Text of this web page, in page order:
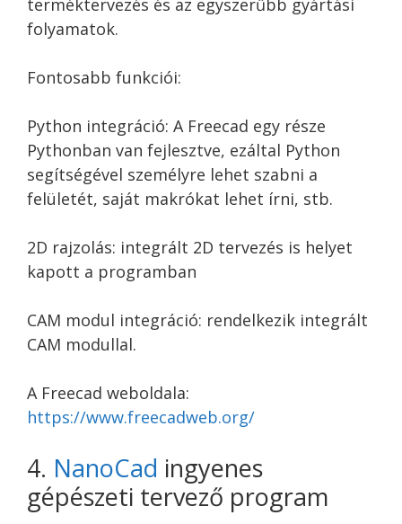
terméktervezés és az egyszerűbb gyártási
folyamatok.
Fontosabb funkciói:
Python integráció: A Freecad egy része
Pythonban van fejlesztve, ezáltal Python
segítségével személyre lehet szabni a
felületét, saját makrókat lehet írni, stb.
2D rajzolás: integrált 2D tervezés is helyet
kapott a programban
CAM modul integráció: rendelkezik integrált
CAM modullal.
A Freecad weboldala:
https://www.freecadweb.org/
4. NanoCad ingyenes
gépészeti tervező program